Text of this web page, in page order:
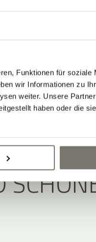
Funktionen für soziale
wir Informationen zu
weiter. Unsere
haben oder die